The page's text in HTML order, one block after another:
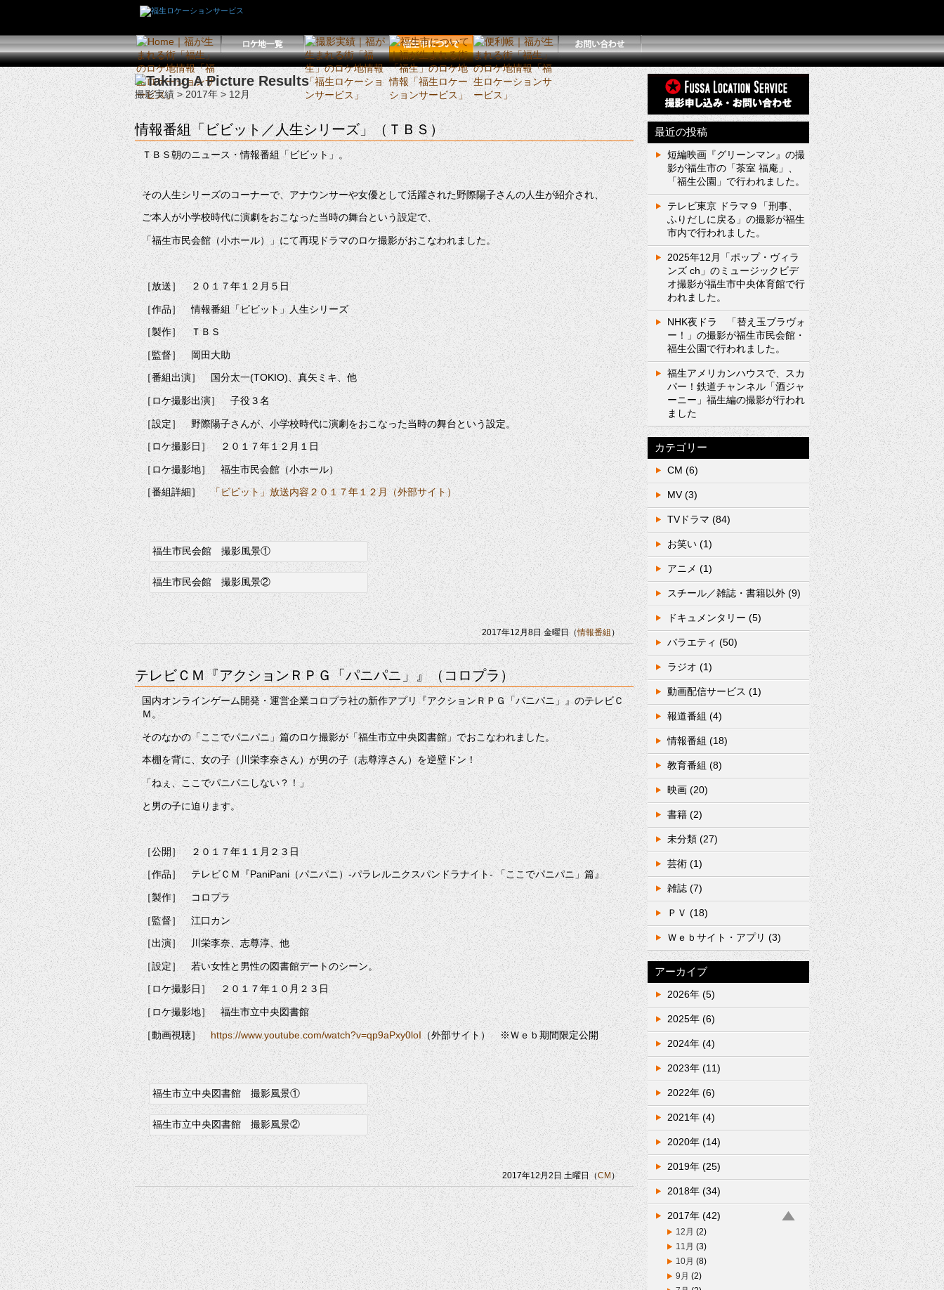
撮影実績 >2017年 > 12月
情報番組「ビビット／人生シリーズ」（ＴＢＳ）
ＴＢＳ朝のニュース・情報番組「ビビット」。
その人生シリーズのコーナーで、アナウンサーや女優として活躍された野際陽子さんの人生が紹介され、
ご本人が小学校時代に演劇をおこなった当時の舞台という設定で、
「福生市民会館（小ホール）」にて再現ドラマのロケ撮影がおこなわれました。
［放送］ ２０１７年１２月５日
［作品］ 情報番組「ビビット」人生シリーズ
［製作］ ＴＢＳ
［監督］ 岡田大助
［番組出演］ 国分太一(TOKIO)、真矢ミキ、他
［ロケ撮影出演］ 子役３名
［設定］ 野際陽子さんが、小学校時代に演劇をおこなった当時の舞台という設定。
［ロケ撮影日］ ２０１７年１２月１日
［ロケ撮影地］ 福生市民会館（小ホール）
［番組詳細］ 「ビビット」放送内容２０１７年１２月（外部サイト）
福生市民会館 撮影風景①
福生市民会館 撮影風景②
2017年12月8日 金曜日（情報番組 ）
テレビＣＭ『アクションＲＰＧ「パニパニ」』（コロプラ）
国内オンラインゲーム開発・運営企業コロプラ社の新作アプリ『アクションＲＰＧ「パニパニ」』のテレビＣ
Ｍ。
そのなかの「ここでパニパニ」篇のロケ撮影が「福生市立中央図書館」でおこなわれました。
本棚を背に、女の子（川栄李奈さん）が男の子（志尊淳さん）を逆壁ドン！
「ねぇ、ここでパニパニしない？！」
と男の子に迫ります。
［公開］ ２０１７年１１月２３日
［作品］ テレビＣＭ『PaniPani（パニパニ）-パラレルニクスパンドラナイト- 「ここでパニパニ」篇』
［製作］ コロプラ
［監督］ 江口カン
［出演］ 川栄李奈、志尊淳、他
［設定］ 若い女性と男性の図書館デートのシーン。
［ロケ撮影日］ ２０１７年１０月２３日
［ロケ撮影地］ 福生市立中央図書館
［動画視聴］ https://www.youtube.com/watch?v=qp9aPxy0loI（外部サイト） ※Ｗｅｂ期間限定公開
福生市立中央図書館 撮影風景①
福生市立中央図書館 撮影風景②
2017年12月2日 土曜日（CM）
最近の投稿
短編映画『グリーンマン』の撮
影が福生市の「茶室 福庵」、
「福生公園」で行われました。
テレビ東京 ドラマ９「刑事、
ふりだしに戻る」の撮影が福生
市内で行われました。
2025年12月「ポップ・ヴィラ
ンズ ch」のミュージックビデ
オ撮影が福生市中央体育館で行
われました。
NHK夜ドラ 「替え玉ブラヴォ
ー！」の撮影が福生市民会館・
福生公園で行われました。
福生アメリカンハウスで、スカ
パー！鉄道チャンネル「酒ジャ
ーニー」福生編の撮影が行われ
ました
カテゴリー
CM (6)
MV(3)
TVドラマ (84)
お笑い (1)
アニメ (1)
スチール／雑誌・書籍以外 (9)
ドキュメンタリー (5)
バラエティ (50)
ラジオ (1)
動画配信サービス (1)
報道番組 (4)
情報番組 (18)
教育番組 (8)
映画 (20)
書籍 (2)
未分類 (27)
芸術 (1)
雑誌 (7)
ＰＶ (18)
Ｗｅｂサイト・アプリ (3)
アーカイブ
2026年 (5)
2025年 (6)
2024年 (4)
2023年 (11)
2022年 (6)
2021年 (4)
2020年 (14)
2019年 (25)
2018年 (34)
2017年 (42)
12月 (2)
11月 (3)
10月 (8)
9月 (2)